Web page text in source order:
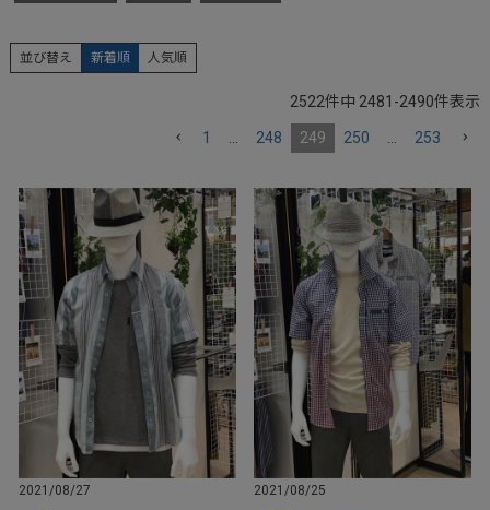
並び替え 新着順 人気順
2522件中 2481 -2490件表示
1 248 249 250 253
2021/08/27 2021/08/25